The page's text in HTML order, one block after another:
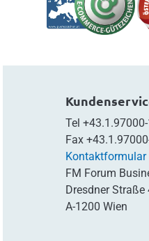
Tel
Fax
Kontaktformular
FM Forum
Dresdner Straße
A-1200 Wien